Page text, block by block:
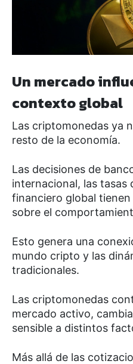
Un mercado
contexto global
Las criptomonedas ya
resto de la economía.
Las decisiones de
internacional, las tasas
financiero global
sobre el
Esto genera una
mundo cripto y las
tradicionales.
Las criptomonedas
mercado activo,
sensible a distintos
Más allá de las